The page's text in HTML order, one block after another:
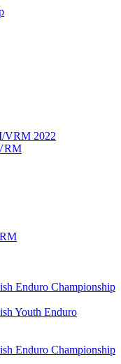
VRM 2022
Enduro Championship
Youth Enduro
Enduro Championship